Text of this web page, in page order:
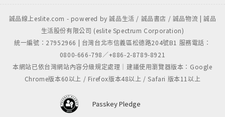
誠品線上eslite.com - powered by 誠品生活 / 誠品書店 / 誠品物流 | 誠品
生活股份有限公司 (eslite Spectrum Corporation)
統一編號：27952966 | 台灣台北市信義區松德路204號B1 服務電話：
0800-666-798／+886-2-8789-8921
本網站已依台灣網站內容分級規定處理｜建議使用瀏覽器版本：Google
Chrome版本60以上 / Firefox版本48以上 / Safari 版本11以上
Passkey Pledge